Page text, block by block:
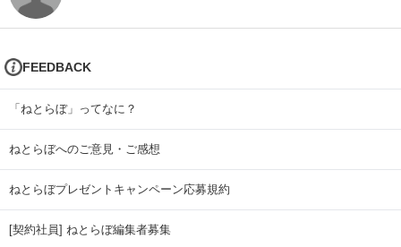
FEEDBACK
「ねとらぼ」ってなに？
ねとらぼへのご意見・ご感想
ねとらぼプレゼントキャンペーン応募規約
[契約社員] ねとらぼ編集者募集